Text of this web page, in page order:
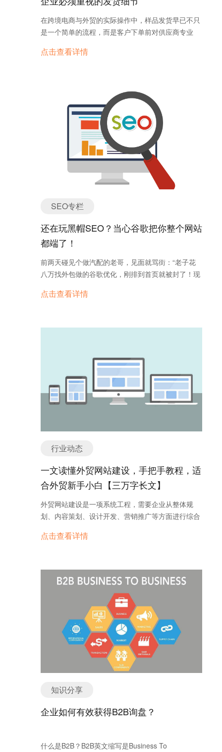
在跨境电商与外贸的实际操作中，样品发货早已不只
是一个简单的流程，而是客户下单前对供应商专业
厂型外贸企业来说，样品往往是打动客户的“敲门
实属可惜。 在实际业务中，流传着这样一句话：“不
发样品还好，一发样品客户就跑了。”听上去像是笑
谈，其实折射的是——多数工厂对样品发货缺乏标准
化流程与重视程度，使得前期投入的时间、人力、机
会都被浪费。 这类问题并非孤例，以下几点建议可
帮助工厂型外贸企业建立起专业、高效、可信赖的样
品发货管理流程。 样品发货常见问题：流程不控、
细节失守 在不少工厂的管理体系中，样品被视为“不
挣钱的东西”： 材料成本高 人力成本投入大 发货流
钱，所以更要发得有品质感。客户收到样品的第一印
象，往往决定了是否进一步下单、是否愿意合作、是
否信任企业的服务能力。 相比之下，那些外贸公司
在要求工厂发样品时，往往事无巨细： 要求明确的
包装规范； 提前准备好照片、视频、功能演示； 附
带公司介绍、产品说明、检测报告； 打包时附带多份
明。 这些“啰嗦”的动作，恰恰是建立信任的关键。
单不会少：标准化建议清单 针对当前外贸实操的需
品照片（正面、侧面、细节、尺寸参考）； 功能视频
（如有使用场景或技术演示，需拍摄演示过程）； 包
装拆箱流程记录，便于客户了解最终收货状态。 2.
包装要求：安全、美观、专业 最小包装原则：样品
建议印上公司LOGO，提升印象分； 内部内容清单：
CE、FCC等认证复印件；…
点击查看详情
SEO专栏
还在玩黑帽SEO？当心谷歌把你整个网站
都端了！
前两天碰见个做汽配的老哥，见面就骂街：“老子花
八万找外包做的谷歌优化，刚排到首页就被封了！现
伙，页面上密密麻麻塞了三百多次“auto parts”，这是
外链，结果链向的全是菠菜网站。 隐形文字障眼法:
把白色字体的“valve manufacturer”铺满背景。 自动
生成器量产: 用工具批量生产五百篇“pump
supplier”伪原创。 最绝的是某深圳大厂，搞了20个
镜像网站互相导流，结果被谷歌一锅端——主站输入
了五十个不同国家的城市词。开始两个月流量暴涨，
结果第三个月网站直接被踢出谷歌索引！更扎心的
是，现在连外链农场都不好使了。谷歌去年更新的
SpamBrain系统，能直接识别出“用越南语写的美妆
产品评论里插英文工业关键词”这种骚操作。 我们给
一家被误伤的机械厂申诉时，谷歌官方回复亮
白帽玩家躺着收钱的秘密 江苏有个做实验室仪器的
他们“how to calibrate pH meter”这篇居然干翻了美
国同行——就因为文章里加了校准视频+可下载的
PDF操作手册。 说句大实话：现在谷歌就认死理
—— ✅ 用户看完你的文章会不会按后退键？（停留
时间决定生死） ✅ 手机加载你网站要不要3秒以上？
（AMP页面现在权重飙升） ✅ 文章是不是用机器翻
译的塑料英语？（LSI关键词识别语义关联） 三招
合规上车指南 内容断舍离: 把那些自嗨的“best
supplier”文案全删了！用询盘云的行业热词分析功
点击查看详情
行业动态
一文读懂外贸网站建设，手把手教程，适
合外贸新手小白【三万字长文】
外贸网站建设是一项系统工程，需要企业从整体规
划、内容策划、设计开发、营销推广等方面进行综合
外贸网站建设计划，以实现外贸网站建设的目标。后
点击查看详情
知识分享
企业如何有效获得B2B询盘？
什么是B2B？B2B英文缩写是Business To